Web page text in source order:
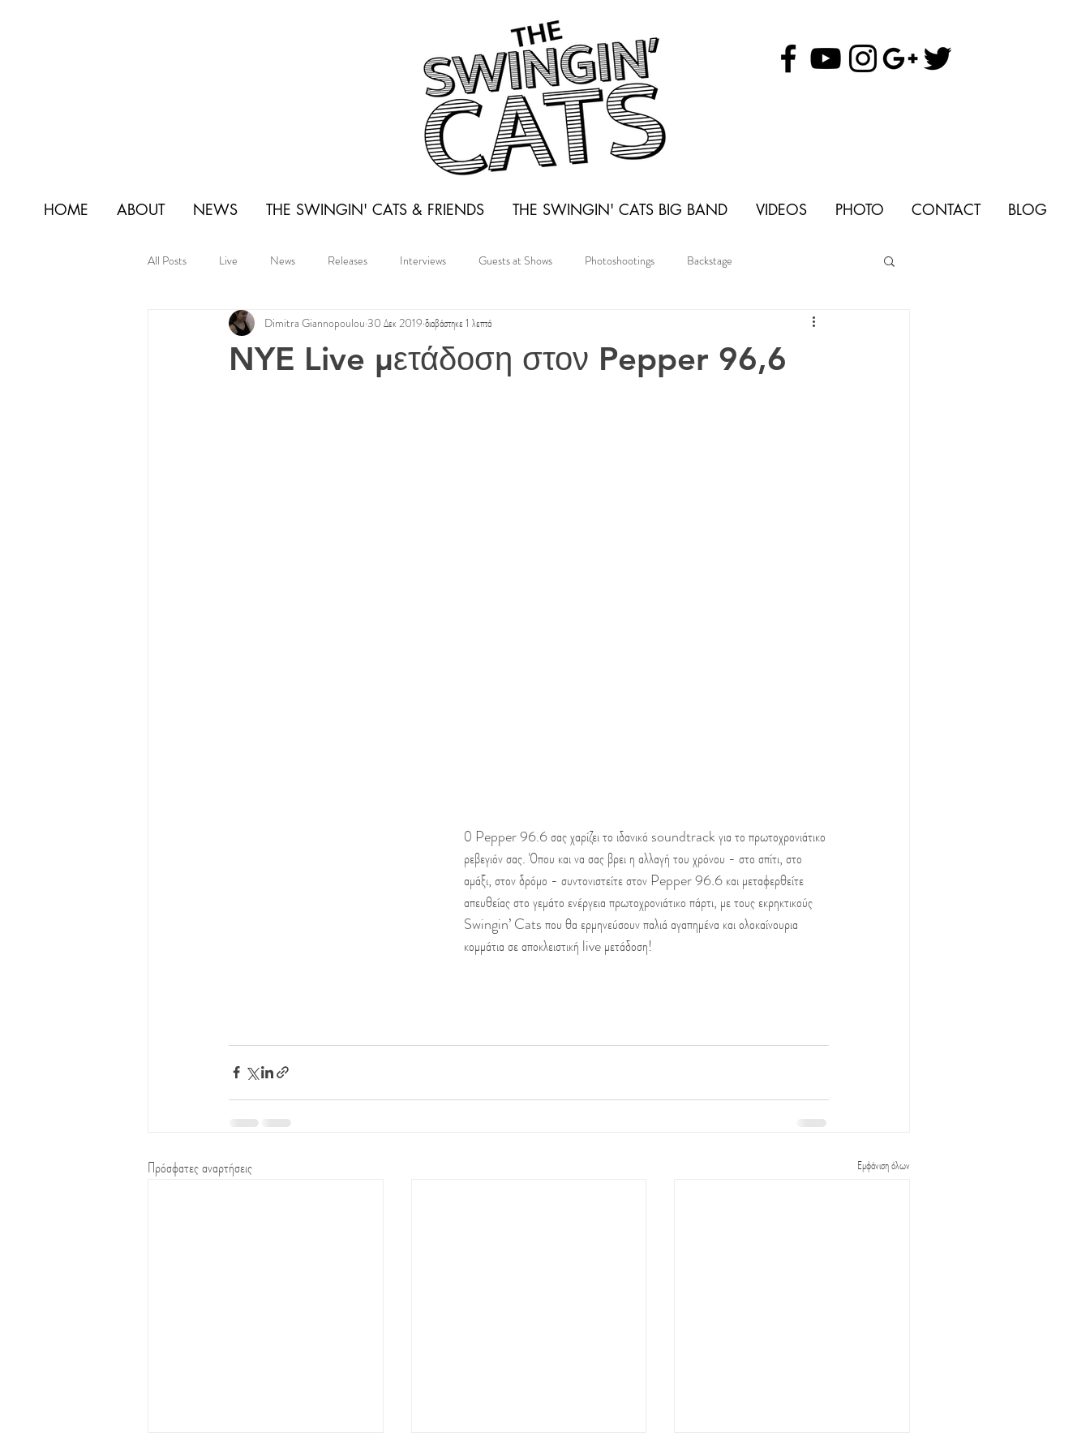
HOME ABOUT NEWS THE SWINGIN' CATS & FRIENDS THE SWINGIN' CATS BIG BAND VIDEOS PHOTO CONTACT BLOG
All Posts Live News Releases Interviews Guests at Shows Photoshootings Backstage
NYE Live μετάδοση στον Pepper 96,6
Dimitra Giannopoulou 30 Δεκ 2019 διαβάστηκε 1 λεπτά
Ο Pepper 96.6 σας χαρίζει το ιδανικό soundtrack για το πρωτοχρονιάτικο
ρεβεγιόν σας. Όπου και να σας βρει η αλλαγή του χρόνου - στο σπίτι, στο
αμάξι, στον δρόμο - συντονιστείτε στον Pepper 96.6 και μεταφερθείτε
απευθείας στο γεμάτο ενέργεια πρωτοχρονιάτικο πάρτι, με τους εκρηκτικούς
Swingin’ Cats που θα ερμηνεύσουν παλιά αγαπημένα και ολοκαίνουρια
κομμάτια σε αποκλειστική live μετάδοση!
Πρόσφατες αναρτήσεις Εμφάνιση όλων